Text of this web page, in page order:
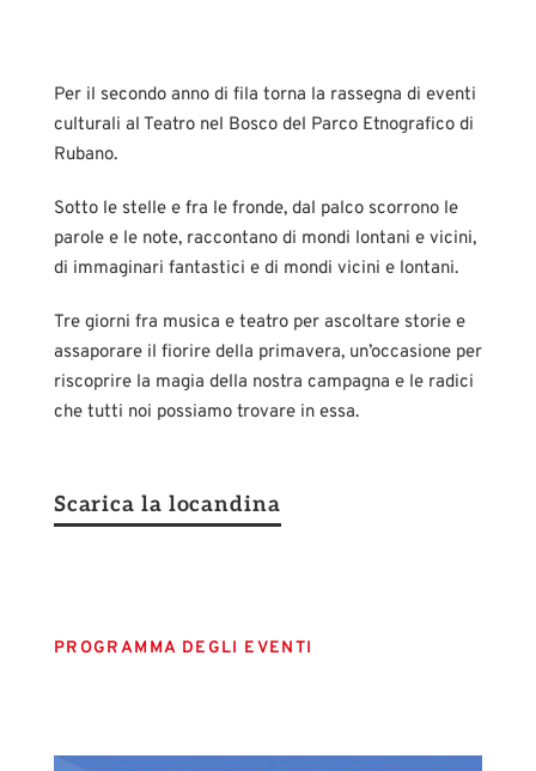
Per il secondo anno di fila torna la rassegna di eventi
culturali al Teatro nel Bosco del Parco Etnografico di
Rubano.
Sotto le stelle e fra le fronde, dal palco scorrono le
parole e le note, raccontano di mondi lontani e vicini,
di immaginari fantastici e di mondi vicini e lontani.
Tre giorni fra musica e teatro per ascoltare storie e
assaporare il fiorire della primavera, un’occasione per
riscoprire la magia della nostra campagna e le radici
che tutti noi possiamo trovare in essa.
Scarica la locandina
PROGRAMMA DEGLI EVENTI